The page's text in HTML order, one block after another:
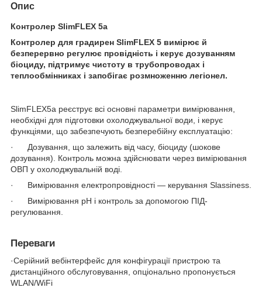
Опис
Контролер SlimFLEX 5a
Контролер для градирен SlimFLEX 5 вимірює й
безперервно регулює провідність і керує дозуванням
біоциду, підтримує чистоту в трубопроводах і
теплообмінниках і запобігає розмноженню легіонел.
SlimFLEX5a реєструє всі основні параметри вимірювання,
необхідні для підготовки охолоджувальної води, і керує
функціями, що забезпечують безперебійну експлуатацію:
· Дозування, що залежить від часу, біоциду (шокове
дозування). Контроль можна здійснювати через вимірювання
ОВП у охолоджувальній воді.
· Вимірювання електропровідності — керування Slassiness.
· Вимірювання pH і контроль за допомогою ПІД-
регулювання.
Переваги
·Серійний вебінтерфейс для конфігурації пристрою та
дистанційного обслуговування, опціонально пропонується
WLAN/WiFi